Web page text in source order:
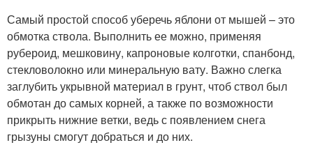
Самый простой способ уберечь яблони от мышей – это
обмотка ствола. Выполнить ее можно, применяя
рубероид, мешковину, капроновые колготки, спанбонд,
стекловолокно или минеральную вату. Важно слегка
заглубить укрывной материал в грунт, чтоб ствол был
обмотан до самых корней, а также по возможности
прикрыть нижние ветки, ведь с появлением снега
грызуны смогут добраться и до них.